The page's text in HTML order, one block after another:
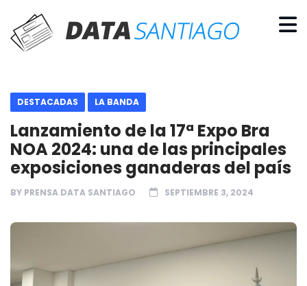
DESTACADAS LA BANDA
Lanzamiento de la 17ª Expo Bra
NOA 2024: una de las principales
exposiciones ganaderas del país
BY PRENSA DATA SANTIAGO SEPTIEMBRE 3, 2024